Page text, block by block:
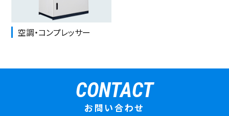
空調・コンプレッサー
CONTACT
お問い合わせ